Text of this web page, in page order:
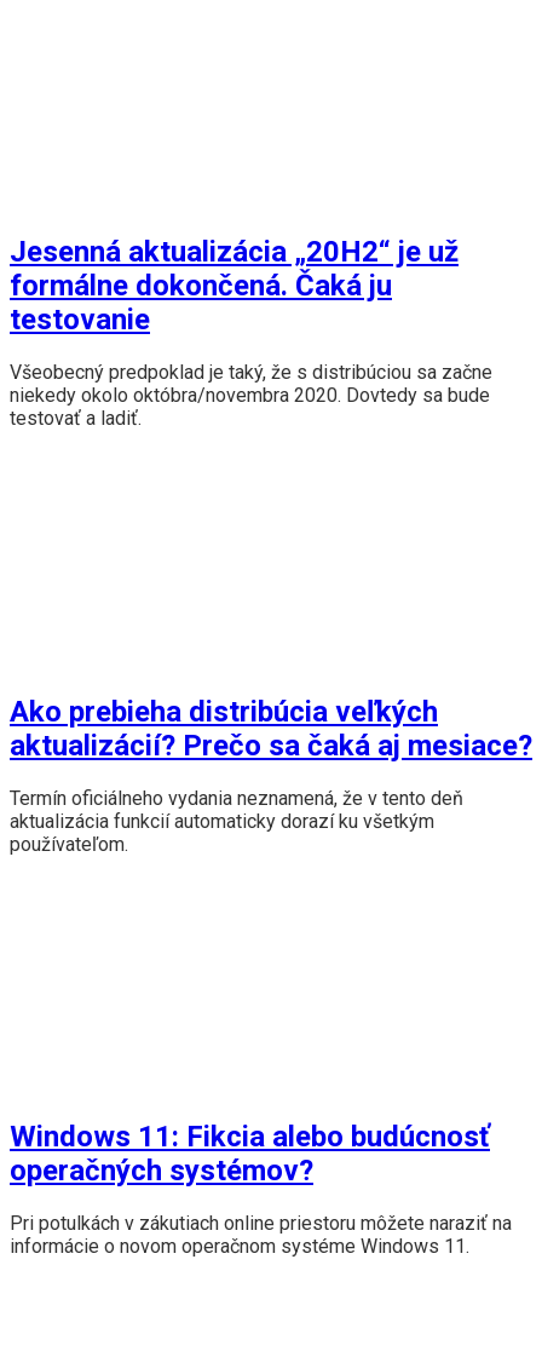
Jesenná aktualizácia „20H2“ je už
formálne dokončená. Čaká ju
testovanie
Všeobecný predpoklad je taký, že s distribúciou sa začne
niekedy okolo októbra/novembra 2020. Dovtedy sa bude
testovať a ladiť.
Ako prebieha distribúcia veľkých
aktualizácií? Prečo sa čaká aj mesiace?
Termín oficiálneho vydania neznamená, že v tento deň
aktualizácia funkcií automaticky dorazí ku všetkým
používateľom.
Windows 11: Fikcia alebo budúcnosť
operačných systémov?
Pri potulkách v zákutiach online priestoru môžete naraziť na
informácie o novom operačnom systéme Windows 11.